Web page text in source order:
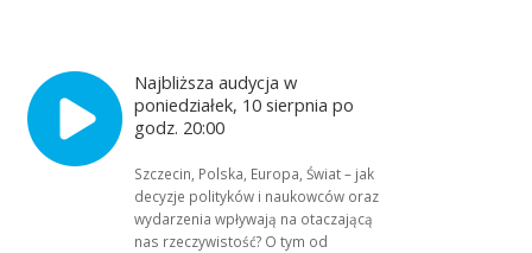
Najbliższa audycja w
poniedziałek, 10 sierpnia po
godz. 20:00
Szczecin, Polska, Europa, Świat – jak
decyzje polityków i naukowców oraz
wydarzenia wpływają na otaczającą
nas rzeczywistość? O tym od